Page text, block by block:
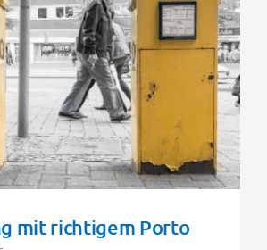
mit richtigem Porto